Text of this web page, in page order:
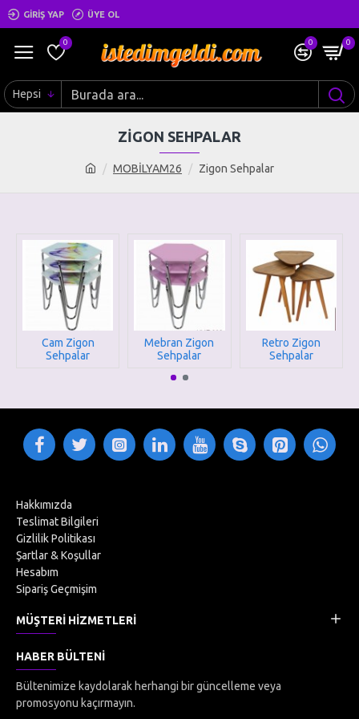
GIRIŞ YAP ÜYE OL
0 0 0
Hepsi
MOBİLYAM26 Zigon Sehpalar
ZIGON SEHPALAR
Cam Zigon
Sehpalar
Mebran Zigon
Sehpalar
Retro Zigon
Sehpalar
Hakkımızda
Teslimat Bilgileri
Gizlilik Politikası
Şartlar & Koşullar
Hesabım
Sipariş Geçmişim
MÜŞTERI HIZMETLERI
HABER BÜLTENI
Bültenimize kaydolarak herhangi bir güncelleme veya
promosyonu kaçırmayın.